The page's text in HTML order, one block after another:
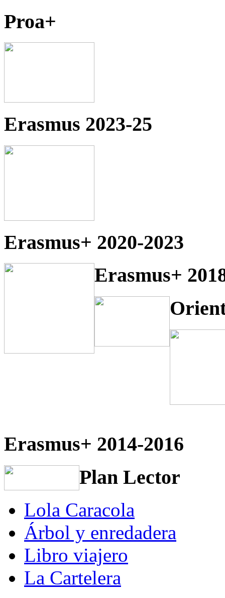
Proa+
Erasmus 2023-25
Erasmus+ 2020-2023
Erasmus+
Erasmus+ 2014-2016
Plan Lector
Lola Caracola
Árbol y enredadera
Libro viajero
La Cartelera